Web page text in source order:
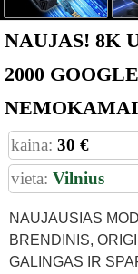
NAUJAS! 8K
2000
kaina: 30 €
vieta: Vilnius
NAUJAUSIAS
BRENDINIS,
GALINGAS IR